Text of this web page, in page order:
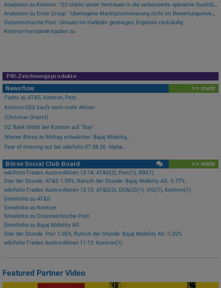
Analysten zu Kontron: "Q2 stärkt unser Vertrauen in die verbesserte operative Qualität"
Analysten zu Erste Group: "Überlegene Marktpositionierung nicht im Bewertungsniveau reflektiert"
Österreichische Post: Umsatz im Halbjahr gestiegen, Ergebnis rückläufig
Kontron-Vorstände kaufen zu
PIR-Zeichnungsprodukte
Newsflow >> mehr
Fazits zu AT&S, Kontron, Post ...
Kontron-CEO kauft noch mehr Aktien
(Christian Drastil)
DZ Bank bleibt bei Kontron auf "Buy"
Wiener Börse zu Mittag schwächer: Bajaj Mobility,...
Fear of missing out bei wikifolio 07.08.26: Alpha...
Börse Social Club Board >> mehr
wikifolio-Trades Austro-Aktien 13-14: AT&S(2), Porr(1), RBI(1)
Star der Stunde: AT&S 1.59%, Rutsch der Stunde: Bajaj Mobility AG -5.77%
wikifolio-Trades Austro-Aktien 12-13: AT&S(3), DO&CO(1), VIG(1), Kontron(1)
Smeilinho zu AT&S
Smeilinho zu Kontron
Smeilinho zu Österreichische Post
Smeilinho zu Bajaj Mobility AG
Star der Stunde: Porr 1.05%, Rutsch der Stunde: Bajaj Mobility AG -1.02%
wikifolio-Trades Austro-Aktien 11-12: Kontron(1)
Featured Partner Video